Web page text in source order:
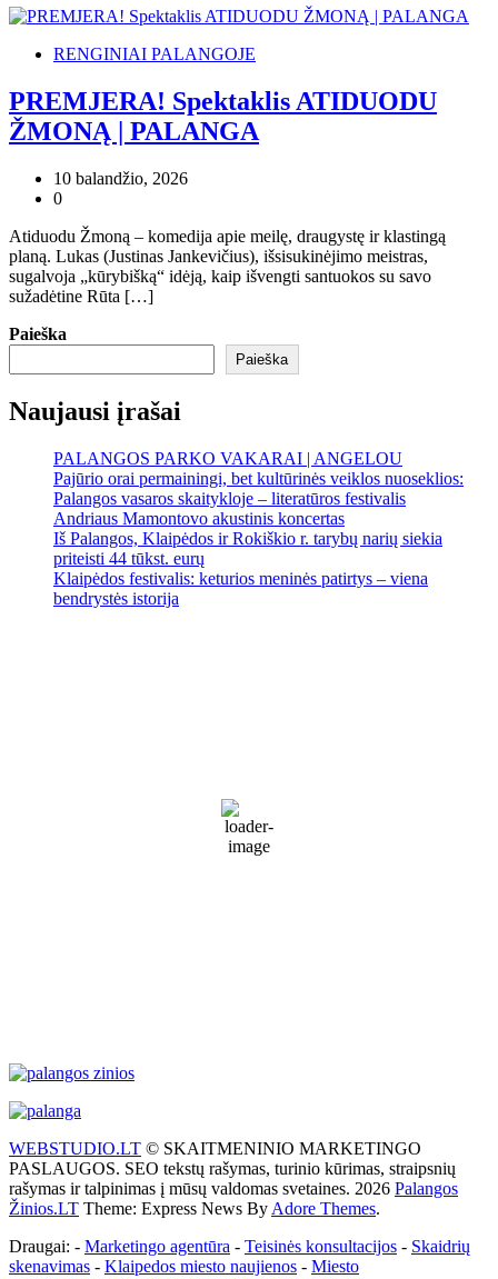
RENGINIAI PALANGOJE
PREMJERA! Spektaklis ATIDUODU
ŽMONĄ | PALANGA
10 balandžio, 2026
0
Atiduodu Žmoną – komedija apie meilę, draugystę ir klastingą
planą. Lukas (Justinas Jankevičius), išsisukinėjimo meistras,
sugalvoja „kūrybišką“ idėją, kaip išvengti santuokos su savo
sužadėtine Rūta […]
Paieška
Paieška
Naujausi įrašai
PALANGOS PARKO VAKARAI | ANGELOU
Pajūrio orai permainingi, bet kultūrinės veiklos nuoseklios:
Palangos vasaros skaitykloje – literatūros festivalis
Andriaus Mamontovo akustinis koncertas
Iš Palangos, Klaipėdos ir Rokiškio r. tarybų narių siekia
priteisti 44 tūkst. eurų
Klaipėdos festivalis: keturios meninės patirtys – viena
bendrystės istorija
67 %
WEBSTUDIO.LT © SKAITMENINIO MARKETINGO
PASLAUGOS. SEO tekstų rašymas, turinio kūrimas, straipsnių
rašymas ir talpinimas į mūsų valdomas svetaines. 2026 Palangos
Žinios.LT Theme: Express News By Adore Themes.
Draugai: - Marketingo agentūra - Teisinės konsultacijos - Skaidrių
skenavimas - Klaipedos miesto naujienos - Miesto